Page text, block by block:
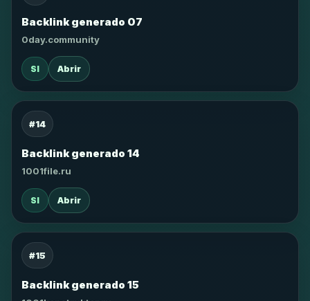
Backlink generado 07
0day.community
SI Abrir
#14
Backlink generado 14
1001file.ru
SI Abrir
#15
Backlink generado 15